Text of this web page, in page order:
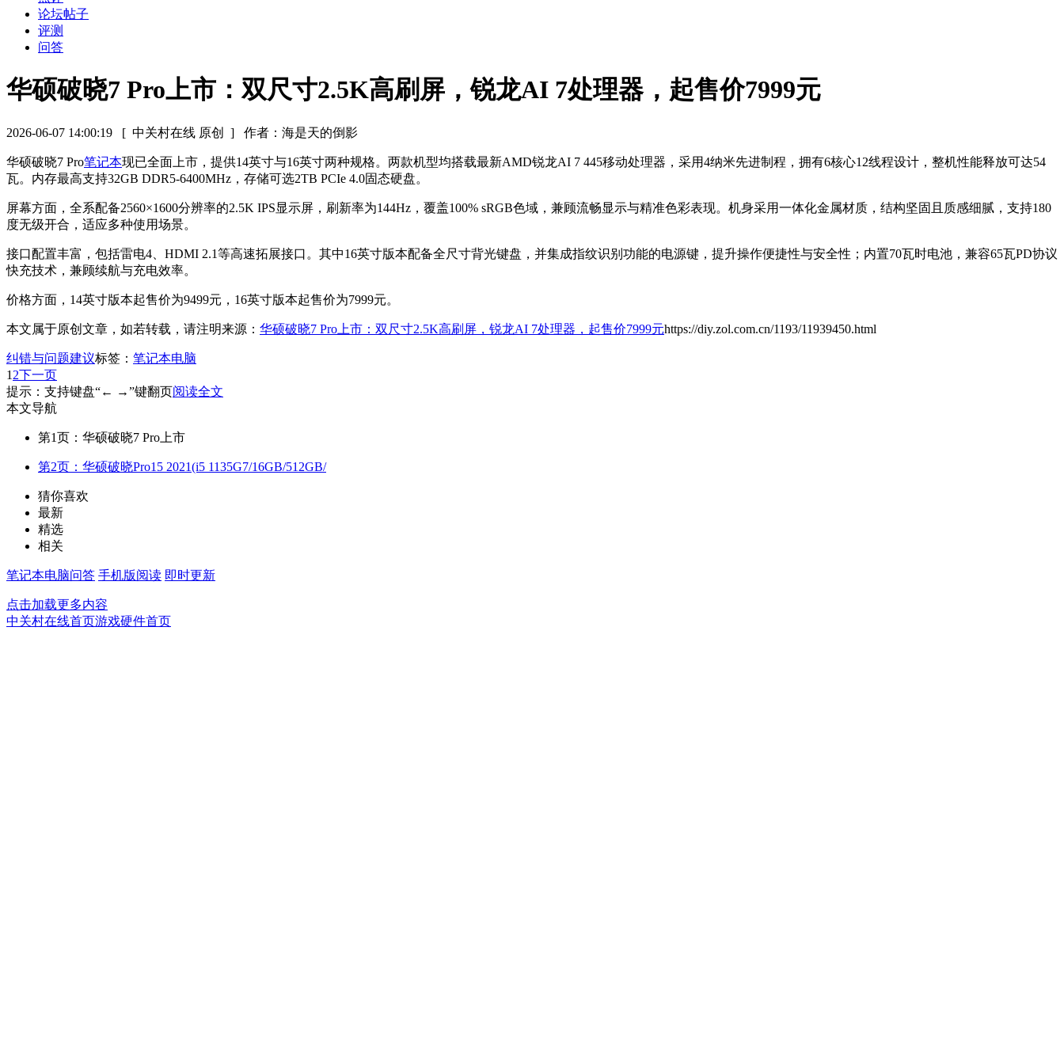
论坛帖子
评测
问答
华硕破晓7 Pro上市：双尺寸2.5K高刷屏，锐龙AI 7处理器，起售价7999元
2026-06-07 14:00:19 [ 中关村在线 原创 ] 作者：海是天的倒影
华硕破晓7 Pro笔记本现已全面上市，提供14英寸与16英寸两种规格。两款机型均搭载最新AMD锐龙AI 7 445移动处理器，采用4纳米先进制程，拥有6核心12线程设计，整机性能释放可达54
瓦。内存最高支持32GB DDR5-6400MHz，存储可选2TB PCIe 4.0固态硬盘。
屏幕方面，全系配备2560×1600分辨率的2.5K IPS显示屏，刷新率为144Hz，覆盖100% sRGB色域，兼顾流畅显示与精准色彩表现。机身采用一体化金属材质，结构坚固且质感细腻，支持180
度无级开合，适应多种使用场景。
接口配置丰富，包括雷电4、HDMI 2.1等高速拓展接口。其中16英寸版本配备全尺寸背光键盘，并集成指纹识别功能的电源键，提升操作便捷性与安全性；内置70瓦时电池，兼容65瓦PD协议
快充技术，兼顾续航与充电效率。
价格方面，14英寸版本起售价为9499元，16英寸版本起售价为7999元。
本文属于原创文章，如若转载，请注明来源： 华硕破晓7 Pro上市：双尺寸2.5K高刷屏，锐龙AI 7处理器，起售价7999元https://diy.zol.com.cn/1193/11939450.html
纠错与问题建议标签： 笔记本电脑
1 2下一页
提示：支持键盘“← →”键翻页阅读全文
本文导航
第1页：华硕破晓7 Pro上市
第2页：华硕破晓Pro15 2021(i5 1135G7/16GB/512GB/
猜你喜欢
最新
精选
相关
笔记本电脑问答 手机版阅读 即时更新
点击加载更多内容
中关村在线首页游戏硬件首页